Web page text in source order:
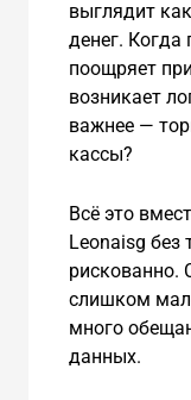
выглядит
денег.
поощряет
возникает
важнее —
кассы?
Всё это
Leonaisg без
рискованно.
слишком
много
данных.